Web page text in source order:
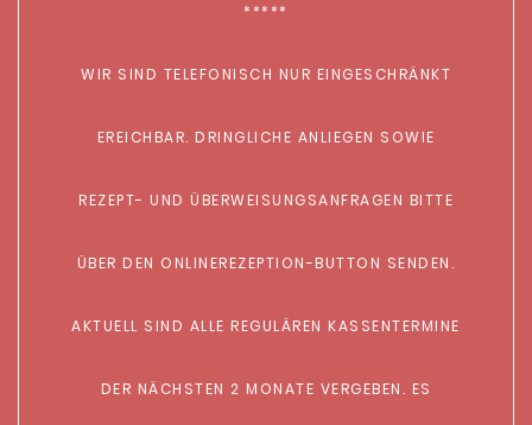
*****
WIR SIND TELEFONISCH NUR EINGESCHRÄNKT
EREICHBAR. DRINGLICHE ANLIEGEN SOWIE
REZEPT- UND ÜBERWEISUNGSANFRAGEN BITTE
ÜBER DEN ONLINEREZEPTION-BUTTON SENDEN.
AKTUELL SIND ALLE REGULÄREN KASSENTERMINE
DER NÄCHSTEN 2 MONATE VERGEBEN. ES